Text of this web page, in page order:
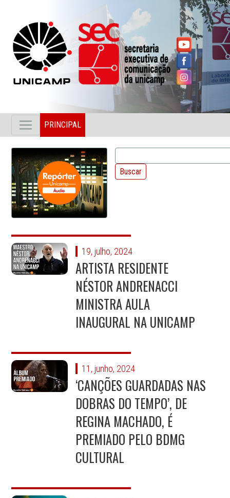
PRINCIPAL
19, julho, 2024
ARTISTA RESIDENTE
NÉSTOR ANDRENACCI
MINISTRA AULA
INAUGURAL NA UNICAMP
11, junho, 2024
‘CANÇÕES GUARDADAS NAS
DOBRAS DO TEMPO’, DE
REGINA MACHADO, É
PREMIADO PELO BDMG
CULTURAL